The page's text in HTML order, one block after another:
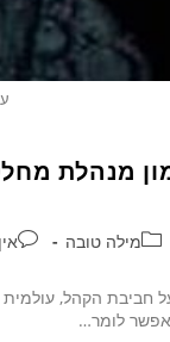
מנהלת
מילה טובה
חביבת הקהל,
לומר…